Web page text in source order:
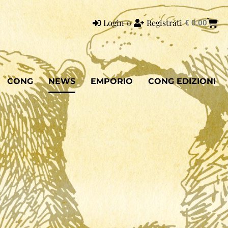
Login o Registrati € 0.00
CONG NEWS EMPORIO CONG EDIZIONI